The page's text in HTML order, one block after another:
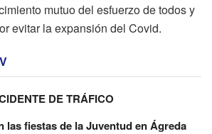
mutuo del esfuerzo de todos y
evitar la expansión del Covid.
DE TRÁFICO
las fiestas de la Juventud en Ágreda